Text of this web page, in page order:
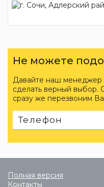
Не можете
Давайте наш менеджер
сделать верный выбор.
сразу же перезвоним
Полная версия
Контакты